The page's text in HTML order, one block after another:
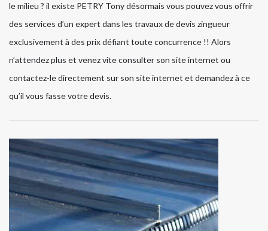
le milieu ? il existe PETRY Tony désormais vous pouvez vous offrir
des services d’un expert dans les travaux de devis zingueur
exclusivement à des prix défiant toute concurrence !! Alors
n’attendez plus et venez vite consulter son site internet ou
contactez-le directement sur son site internet et demandez à ce
qu’il vous fasse votre devis.